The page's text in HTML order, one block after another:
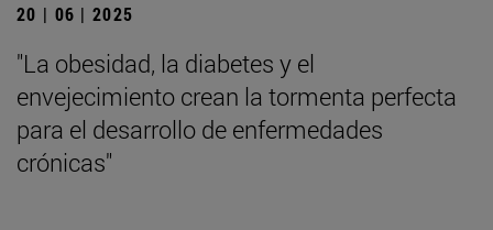
20 | 06 | 2025
"La obesidad, la diabetes y el
envejecimiento crean la tormenta perfecta
para el desarrollo de enfermedades
crónicas"